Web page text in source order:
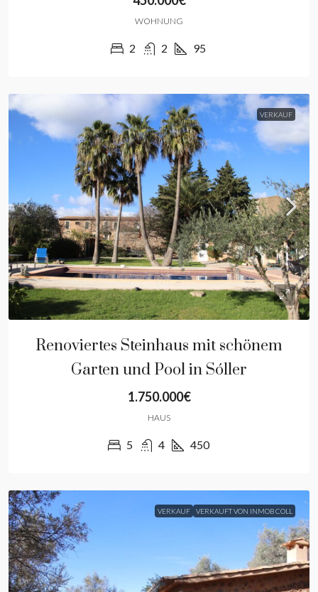
WOHNUNG
2 2 95
VERKAUF
Renoviertes Steinhaus mit schönem
Garten und Pool in Sóller
1.750.000€
HAUS
5 4 450
VERKAUF VERKAUFT VON INMOB COLL